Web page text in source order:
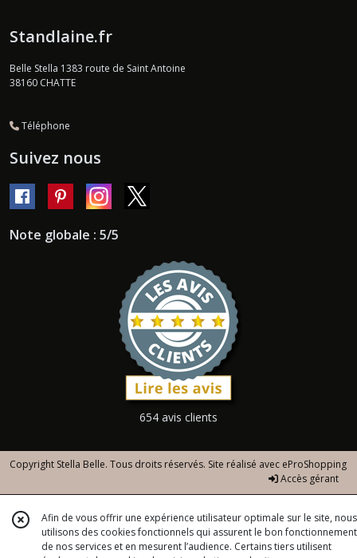
Standlaine.fr
Belle Stella 1383 route de Saint Antoine
38160 CHATTE
Téléphone
Suivez nous
Note globale : 5/5
654 avis clients
Copyright Stella Belle. Tous droits réservés. Site réalisé avec eProShopping
Accès gérant
Afin de vous offrir une expérience utilisateur optimale sur le site, nous
utilisons des cookies fonctionnels qui assurent le bon fonctionnement
de nos services et en mesurent l’audience. Certains tiers utilisent